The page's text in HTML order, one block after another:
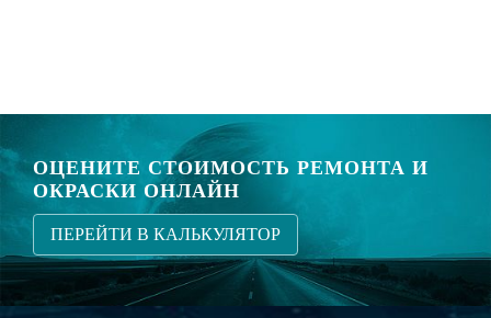
ОЦЕНИТЕ СТОИМОСТЬ РЕМОНТА И
ОКРАСКИ ОНЛАЙН
ПЕРЕЙТИ В КАЛЬКУЛЯТОР